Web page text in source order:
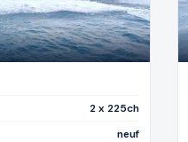
2 x 225ch
neuf